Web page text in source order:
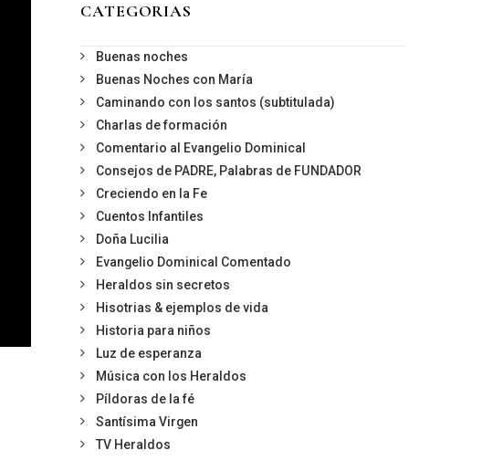
CATEGORIAS
Buenas noches
Buenas Noches con María
Caminando con los santos (subtitulada)
Charlas de formación
Comentario al Evangelio Dominical
Consejos de PADRE, Palabras de FUNDADOR
Creciendo en la Fe
Cuentos Infantiles
Doña Lucilia
Evangelio Dominical Comentado
Heraldos sin secretos
Hisotrias & ejemplos de vida
Historia para niños
Luz de esperanza
Música con los Heraldos
Píldoras de la fé
Santísima Virgen
TV Heraldos